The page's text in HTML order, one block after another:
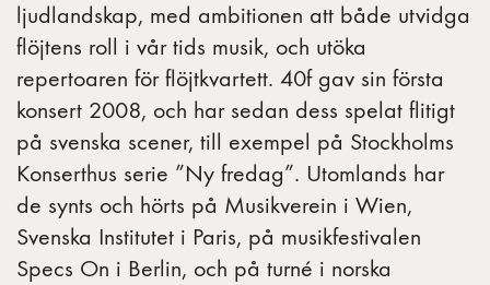
ljudlandskap, med ambitionen att både utvidga
flöjtens roll i vår tids musik, och utöka
repertoaren för flöjtkvartett. 40f gav sin första
konsert 2008, och har sedan dess spelat flitigt
på svenska scener, till exempel på Stockholms
Konserthus serie ”Ny fredag”. Utomlands har
de synts och hörts på Musikverein i Wien,
Svenska Institutet i Paris, på musikfestivalen
Specs On i Berlin, och på turné i norska